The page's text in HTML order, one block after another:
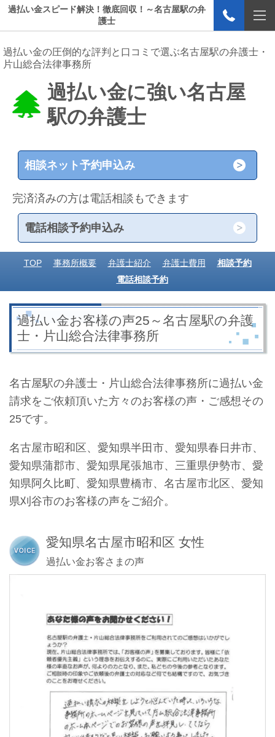
過払い金スピード解決！徹底回収！～名古屋駅の弁
護士
過払い金の圧倒的な評判と口コミで選ぶ名古屋駅の弁護士・
片山総合法律事務所
過払い金に強い名古屋
駅の弁護士
相談ネット予約申込み
完済済みの方は電話相談もできます
電話相談予約申込み
TOP 事務所概要 弁護士紹介 弁護士費用
相談予約
電話相談予約
過払い金お客様の声25～名古屋駅の弁護
士・片山総合法律事務所
名古屋駅の弁護士・片山総合法律事務所に過払い金
請求をご依頼頂いた方々のお客様の声・ご感想その
25です。
名古屋市昭和区、愛知県半田市、愛知県春日井市、
愛知県蒲郡市、愛知県尾張旭市、三重県伊勢市、愛
知県阿久比町、愛知県豊橋市、名古屋市北区、愛知
県刈谷市のお客様の声をご紹介。
愛知県名古屋市昭和区 女性
過払い金お客さまの声